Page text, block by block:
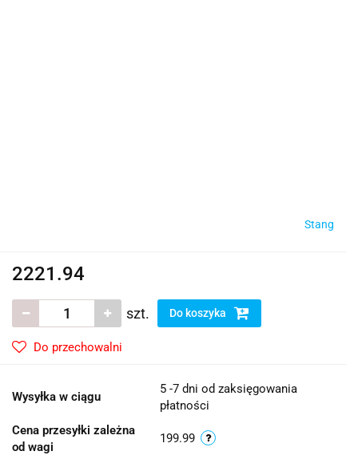
Stang
2221.94
szt. Do koszyka
Do przechowalni
Wysyłka w ciągu
5 -7 dni od zaksięgowania
płatności
Cena przesyłki zależna
od wagi
199.99